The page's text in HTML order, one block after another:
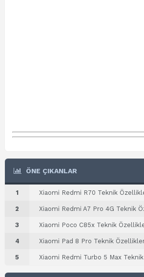
ÖNE ÇIKANLAR
1 Xiaomi Redmi R70 Teknik
2 Xiaomi Redmi A7 Pro 4G Teknik
3 Xiaomi Poco C85x Teknik
4 Xiaomi Pad 8 Pro Teknik
5 Xiaomi Redmi Turbo 5 Max